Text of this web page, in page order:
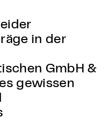
in der
GmbH &
gewissen